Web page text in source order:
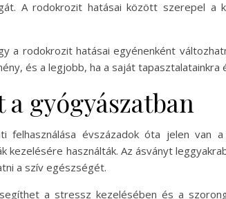
A rodokrozit hatásai között szerepel
a rodokrozit hatásai egyénenként
és a legjobb, ha a saját
gyógyászatban
felhasználása évszázadok óta jelen van
kezelésére használták. Az ásványt
a szív egészségét.
a stressz kezelésében és a